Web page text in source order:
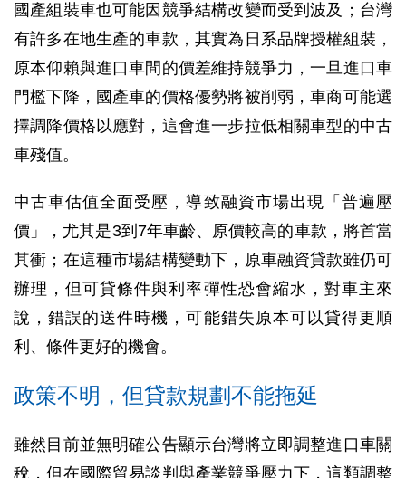
國產組裝車也可能因競爭結構改變而受到波及；台灣
有許多在地生產的車款，其實為日系品牌授權組裝，
原本仰賴與進口車間的價差維持競爭力，一旦進口車
門檻下降，國產車的價格優勢將被削弱，車商可能選
擇調降價格以應對，這會進一步拉低相關車型的中古
車殘值。
中古車估值全面受壓，導致融資市場出現「普遍壓
價」，尤其是3到7年車齡、原價較高的車款，將首當
其衝；在這種市場結構變動下，原車融資貸款雖仍可
辦理，但可貸條件與利率彈性恐會縮水，對車主來
說，錯誤的送件時機，可能錯失原本可以貸得更順
利、條件更好的機會。
政策不明，但貸款規劃不能拖延
雖然目前並無明確公告顯示台灣將立即調整進口車關
稅，但在國際貿易談判與產業競爭壓力下，這類調整